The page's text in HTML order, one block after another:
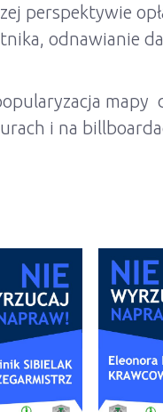
perspektywie
odnawianie
mapy
i na